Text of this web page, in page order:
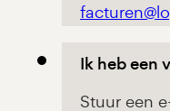
Ik heb een
Stuur een